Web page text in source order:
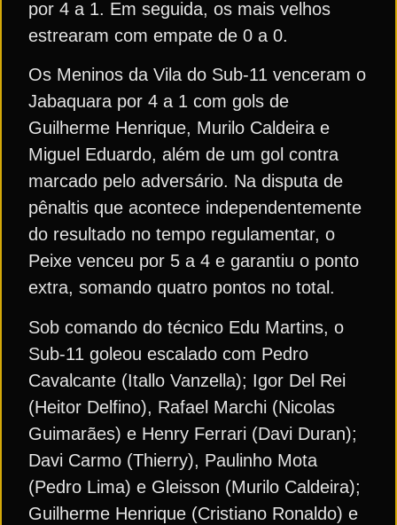
por 4 a 1. Em seguida, os mais velhos
estrearam com empate de 0 a 0.
Os Meninos da Vila do Sub-11 venceram o
Jabaquara por 4 a 1 com gols de
Guilherme Henrique, Murilo Caldeira e
Miguel Eduardo, além de um gol contra
marcado pelo adversário. Na disputa de
pênaltis que acontece independentemente
do resultado no tempo regulamentar, o
Peixe venceu por 5 a 4 e garantiu o ponto
extra, somando quatro pontos no total.
Sob comando do técnico Edu Martins, o
Sub-11 goleou escalado com Pedro
Cavalcante (Itallo Vanzella); Igor Del Rei
(Heitor Delfino), Rafael Marchi (Nicolas
Guimarães) e Henry Ferrari (Davi Duran);
Davi Carmo (Thierry), Paulinho Mota
(Pedro Lima) e Gleisson (Murilo Caldeira);
Guilherme Henrique (Cristiano Ronaldo) e